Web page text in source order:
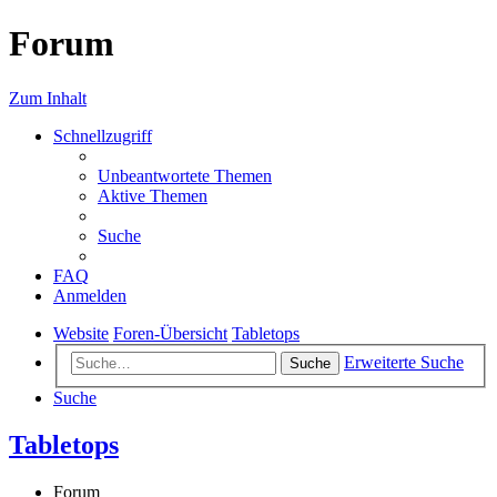
Forum
Zum Inhalt
Schnellzugriff
Unbeantwortete Themen
Aktive Themen
Suche
FAQ
Anmelden
Website Foren-Übersicht Tabletops
Suche
Erweiterte Suche
Suche
Tabletops
Forum